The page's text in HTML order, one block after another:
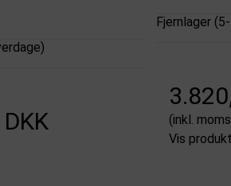
Fjernlager
(inkl.
Vis produkt